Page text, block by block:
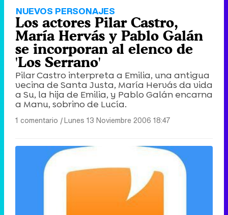
NUEVOS PERSONAJES
Los actores Pilar Castro,
María Hervás y Pablo Galán
se incorporan al elenco de
'Los Serrano'
Pilar Castro interpreta a Emilia, una antigua
vecina de Santa Justa, María Hervás da vida
a Su, la hija de Emilia, y Pablo Galán encarna
a Manu, sobrino de Lucía.
1 comentario |Lunes 13 Noviembre 2006 18:47